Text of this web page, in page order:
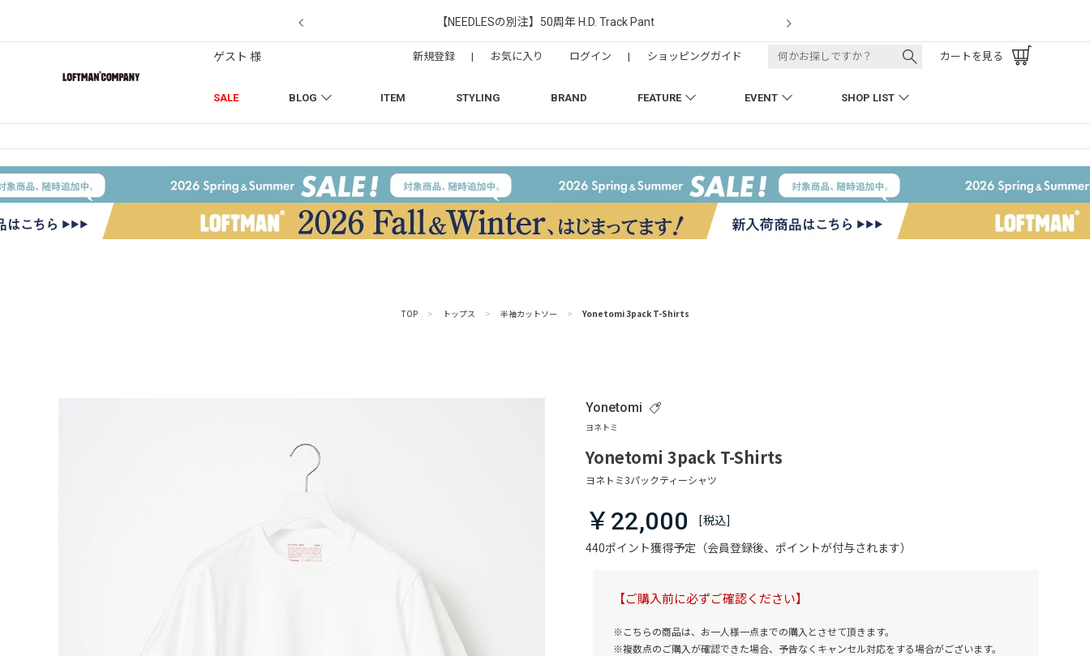
【NEEDLESの別注】50周年 H.D. Track Pant
SALE BLOG ITEM STYLING BRAND FEATURE EVENT SHOP LIST
ゲスト 様 新規登録 | お気に入り ログイン | ショッピングガイド カートを見る
TOP > トップス > 半袖カットソー > Yonetomi 3pack T-Shirts
Yonetomi
Yonetomi 3pack T-Shirts
440ポイント獲得予定（会員登録後、ポイントが付与されます）
￥22,000
【ご購入前に必ずご確認ください】
※こちらの商品は、お一人様一点までの購入とさせて頂きます。
※複数点のご購入が確認できた場合、予告なくキャンセル対応をする場合がございます。